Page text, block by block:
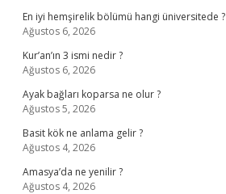
En iyi hemşirelik bölümü hangi üniversitede ?
Ağustos 6, 2026
Kur’an’ın 3 ismi nedir ?
Ağustos 6, 2026
Ayak bağları koparsa ne olur ?
Ağustos 5, 2026
Basit kök ne anlama gelir ?
Ağustos 4, 2026
Amasya’da ne yenilir ?
Ağustos 4, 2026